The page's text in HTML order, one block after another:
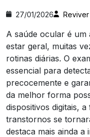
27/01/2026
A saúde ocular é
estar geral, muitas
rotinas diárias. O
essencial para
precocemente e
da melhor forma
dispositivos digitais,
transtornos se
destaca mais ainda